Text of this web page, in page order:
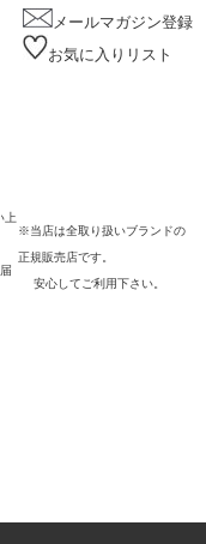
メールマガジン登録
お気に入りリスト
上
※当店は全取り扱いブランドの
正規販売店です。
安心してご利用下さい。